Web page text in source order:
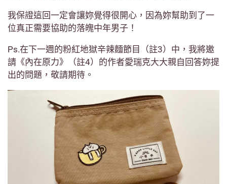
我保證這回一定會讓妳覺得很開心，因為妳幫助到了一
位真正需要協助的落魄中年男子！
Ps.在下一週的粉紅地獄辛辣麵節目（註3）中，我將邀
請《內在原力》（註4）的作者愛瑞克大大親自回答妳提
出的問題，敬請期待。